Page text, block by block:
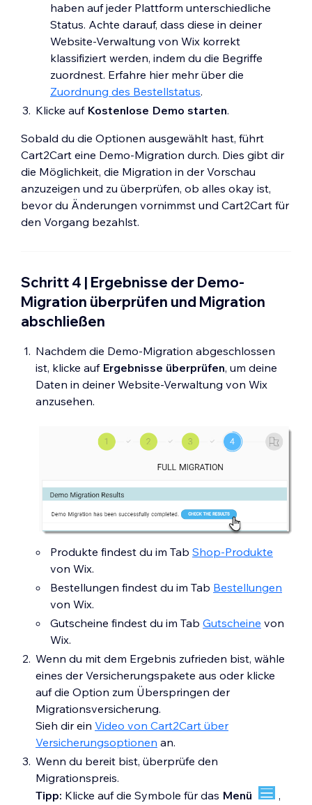
haben auf jeder Plattform unterschiedliche
Status. Achte darauf, dass diese in deiner
Website-Verwaltung von Wix korrekt
klassifiziert werden, indem du die Begriffe
zuordnest. Erfahre hier mehr über die
Zuordnung des Bestellstatus.
Klicke auf Kostenlose Demo starten.
Sobald du die Optionen ausgewählt hast, führt
Cart2Cart eine Demo-Migration durch. Dies gibt dir
die Möglichkeit, die Migration in der Vorschau
anzuzeigen und zu überprüfen, ob alles okay ist,
bevor du Änderungen vornimmst und Cart2Cart für
den Vorgang bezahlst.
Schritt 4 | Ergebnisse der Demo-
Migration überprüfen und Migration
abschließen
Nachdem die Demo-Migration abgeschlossen
ist, klicke auf Ergebnisse überprüfen, um deine
Daten in deiner Website-Verwaltung von Wix
anzusehen.
Produkte findest du im Tab Shop-Produkte
von Wix.
Bestellungen findest du im Tab Bestellungen
von Wix.
Gutscheine findest du im Tab Gutscheine von
Wix.
Wenn du mit dem Ergebnis zufrieden bist, wähle
eines der Versicherungspakete aus oder klicke
auf die Option zum Überspringen der
Migrationsversicherung.
Sieh dir ein Video von Cart2Cart über
Versicherungsoptionen an.
Wenn du bereit bist, überprüfe den
Migrationspreis.
Tipp: Klicke auf die Symbole für das Menü
,